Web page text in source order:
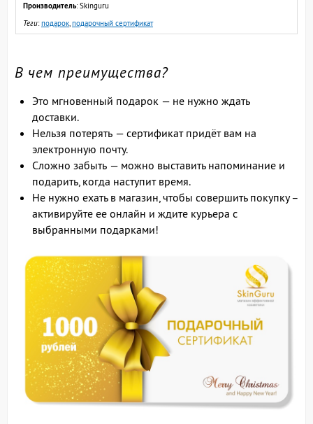
Производитель: Skinguru
Теги:подарок,подарочный сертификат
В чем преимущества?
Это мгновенный подарок — не нужно ждать
доставки.
Нельзя потерять — сертификат придёт вам на
электронную почту.
Сложно забыть — можно выставить напоминание и
подарить, когда наступит время.
Не нужно ехать в магазин, чтобы совершить покупку –
активируйте ее онлайн и ждите курьера с
выбранными подарками!